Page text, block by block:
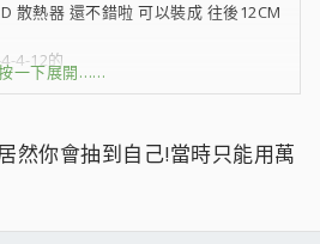
散熱器 還不錯啦 可以裝成 往後12CM
4-12的
上班 再來 測試...
一下展開……
然你會抽到自己!當時只能用萬